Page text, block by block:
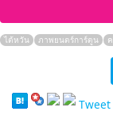
ไต้หวัน ภาพยนตร์การ์ตูน
Tweet